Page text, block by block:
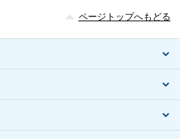
ページトップへもどる